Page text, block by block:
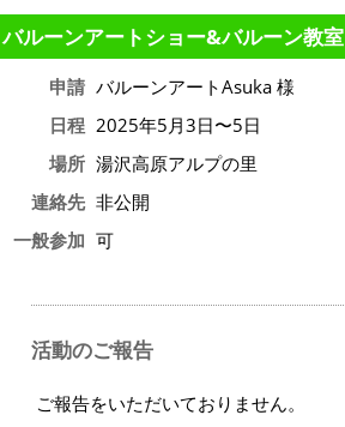
バルーンアートショー&バルーン教室
申請 バルーンアートAsuka 様
日程 2025年5月3日〜5日
場所 湯沢高原アルプの里
連絡先 非公開
一般参加 可
活動のご報告
ご報告をいただいておりません。